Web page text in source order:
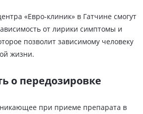
«Евро-клиник» в Гатчине смогут
от лирики симптомы и
позволит зависимому человеку
жизни.
о передозировке
при приеме препарата в